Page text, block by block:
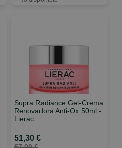
Supra Radiance Gel-Crema
Renovadora Anti-Ox 50ml -
Lierac
51,30 €